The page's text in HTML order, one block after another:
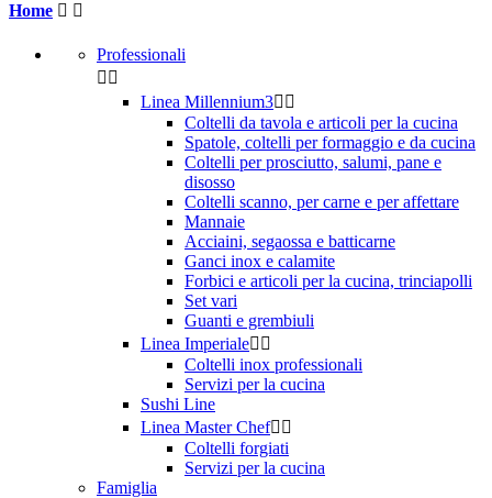
Home  
Professionali
 
Linea Millennium3 
Coltelli da tavola e articoli per la cucina
Spatole, coltelli per formaggio e da cucina
Coltelli per prosciutto, salumi, pane e
disosso
Coltelli scanno, per carne e per affettare
Mannaie
Acciaini, segaossa e batticarne
Ganci inox e calamite
Forbici e articoli per la cucina, trinciapolli
Set vari
Guanti e grembiuli
Linea Imperiale 
Coltelli inox professionali
Servizi per la cucina
Sushi Line
Linea Master Chef 
Coltelli forgiati
Servizi per la cucina
Famiglia